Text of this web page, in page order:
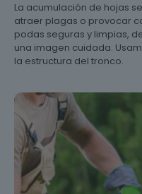
La acumulación de hojas
atraer plagas o provocar
podas seguras y limpias,
una imagen cuidada.
la estructura del tronco.